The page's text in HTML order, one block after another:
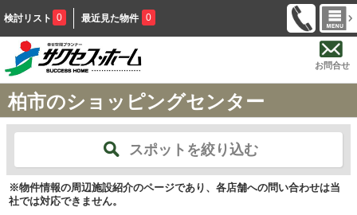
検討リスト 0 最近見た物件 0
お問合せ
柏市のショッピングセンター
スポットを絞り込む
※物件情報の周辺施設紹介のページであり、各店舗への問い合わせは当
社では対応できません。